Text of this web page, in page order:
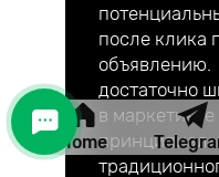
после клика
объявлению.
достаточно
в
Home